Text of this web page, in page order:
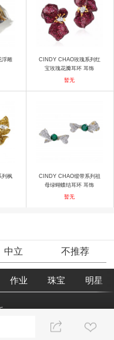
浮雕
CINDY CHAO玫瑰系列红
宝玫瑰花瓣耳环 耳饰
暂无
列枫
CINDY CHAO缎带系列祖
母绿蝴蝶结耳环 耳饰
暂无
中立 不推荐
作业 珠宝 明星